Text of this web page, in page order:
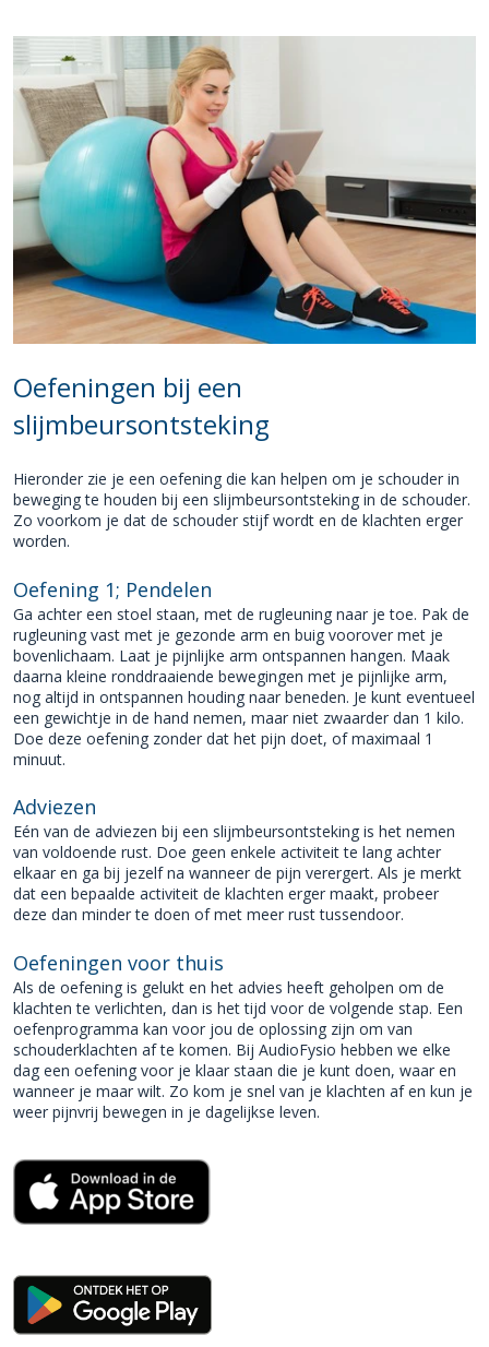
Oefeningen bij een
slijmbeursontsteking
Hieronder zie je een oefening die kan helpen om je schouder in
beweging te houden bij een slijmbeursontsteking in de schouder.
Zo voorkom je dat de schouder stijf wordt en de klachten erger
worden.
Oefening 1; Pendelen
Ga achter een stoel staan, met de rugleuning naar je toe. Pak de
rugleuning vast met je gezonde arm en buig voorover met je
bovenlichaam. Laat je pijnlijke arm ontspannen hangen. Maak
daarna kleine ronddraaiende bewegingen met je pijnlijke arm,
nog altijd in ontspannen houding naar beneden. Je kunt eventueel
een gewichtje in de hand nemen, maar niet zwaarder dan 1 kilo.
Doe deze oefening zonder dat het pijn doet, of maximaal 1
minuut.
Adviezen
Eén van de adviezen bij een slijmbeursontsteking is het nemen
van voldoende rust. Doe geen enkele activiteit te lang achter
elkaar en ga bij jezelf na wanneer de pijn verergert. Als je merkt
dat een bepaalde activiteit de klachten erger maakt, probeer
deze dan minder te doen of met meer rust tussendoor.
Oefeningen voor thuis
Als de oefening is gelukt en het advies heeft geholpen om de
klachten te verlichten, dan is het tijd voor de volgende stap. Een
oefenprogramma kan voor jou de oplossing zijn om van
schouderklachten af te komen. Bij AudioFysio hebben we elke
dag een oefening voor je klaar staan die je kunt doen, waar en
wanneer je maar wilt. Zo kom je snel van je klachten af en kun je
weer pijnvrij bewegen in je dagelijkse leven.